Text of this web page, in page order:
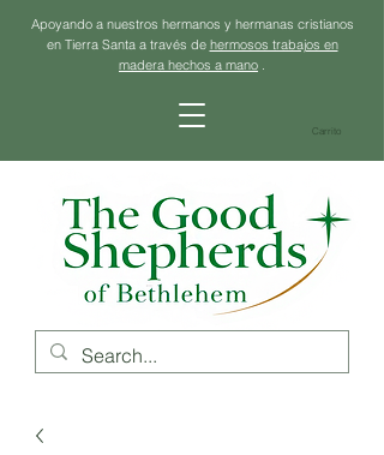
Apoyando a nuestros hermanos y hermanas cristianos
en Tierra Santa a través de hermosos trabajos en
madera hechos a mano .
Carrito